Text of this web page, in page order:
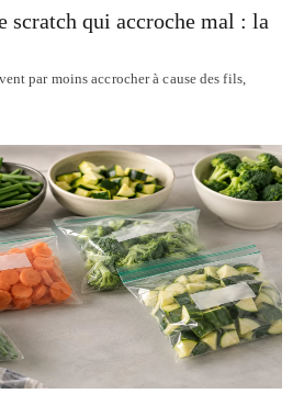
scratch qui accroche mal : la
par moins accrocher à cause des fils,